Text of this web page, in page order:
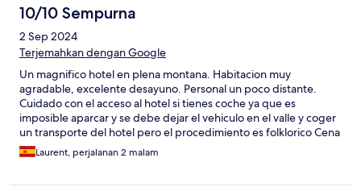
10/10 Sempurna
2 Sep 2024
Terjemahkan dengan Google
Un magnifico hotel en plena montana. Habitacion muy
agradable, excelente desayuno. Personal un poco distante.
Cuidado con el acceso al hotel si tienes coche ya que es
imposible aparcar y se debe dejar el vehiculo en el valle y coger
un transporte del hotel pero el procedimiento es folklorico Cena
buffet correcto. Bonito spa
Laurent, perjalanan 2 malam